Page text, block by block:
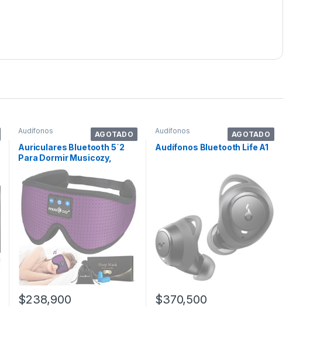
AGOTADO
Audífonos
Auriculares Bluetooth 5´2
Para Dormir Musicozy,
Diadema 3d
$238,900
AGOTADO
Audífonos
Audífonos Bluetooth Life A1
$370,500